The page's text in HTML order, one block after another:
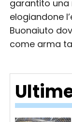
garantito una
elogiandone
Buonaiuto
come arma